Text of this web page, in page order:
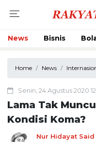
News Bisnis
Home News
Senin, 24 Agustus 2020
Lama Tak
Kondisi Koma?
Nur Hidayat Said